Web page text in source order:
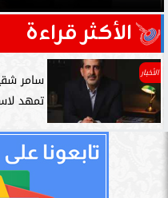
الأكثر قراءة
الأخبار
تمهد